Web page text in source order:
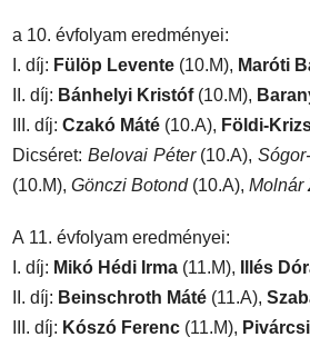
a 10. évfolyam eredményei:
I. díj: Fülöp Levente (10.M), Maróti
II. díj: Bánhelyi Kristóf(10.M),
III. díj: Czakó Máté (10.A), Földi-
Dicséret: Belovai Péter(10.A),
(10.M), Gönczi Botond(10.A), Molnár
A 11. évfolyam eredményei:
I. díj: Mikó Hédi Irma (11.M), Illés
II. díj: Beinschroth Máté (11.A),
III. díj: Kószó Ferenc (11.M),